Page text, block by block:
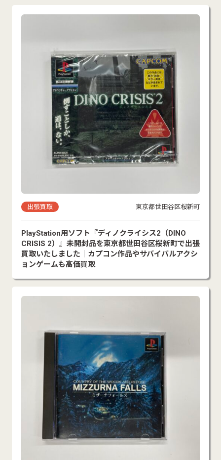
出張買取 東京都世田谷区桜新町
PlayStation用ソフト『ディノクライシス2（DINO
CRISIS 2）』未開封品を東京都世田谷区桜新町で出張
買取いたしました｜カプコン作品やサバイバルアクシ
ョンゲームも高価買取